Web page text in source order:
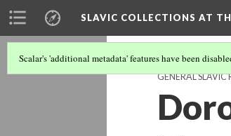
SLAVIC COLLECTIONS AT
Scalar's 'additional metadata' features have been
GENERAL SLAVIC